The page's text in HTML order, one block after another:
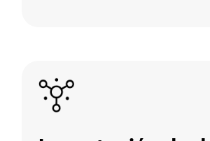
Imagen